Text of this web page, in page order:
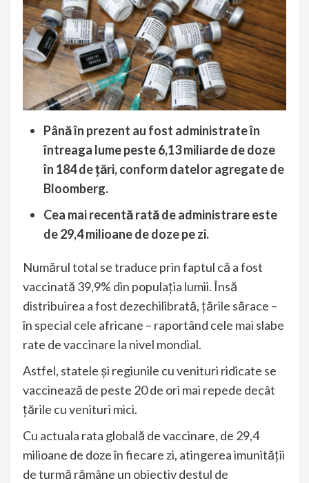
Până în prezent au fost administrate în
întreaga lume peste 6,13 miliarde de doze
în 184 de ţări, conform datelor agregate de
Bloomberg.
Cea mai recentă rată de administrare este
de 29,4 milioane de doze pe zi.
Numărul total se traduce prin faptul că a fost
vaccinată 39,9% din populaţia lumii. Însă
distribuirea a fost dezechilibrată, ţările sărace –
în special cele africane – raportând cele mai slabe
rate de vaccinare la nivel mondial.
Astfel, statele şi regiunile cu venituri ridicate se
vaccinează de peste 20 de ori mai repede decât
ţările cu venituri mici.
Cu actuala rata globală de vaccinare, de 29,4
milioane de doze în fiecare zi, atingerea imunităţii
de turmă rămâne un obiectiv destul de